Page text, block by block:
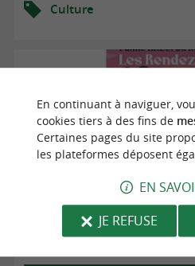
Culture
Veillée contée
En continuant à naviguer,
cookies tiers à des fins de
Certaines pages du site
les plateformes déposent
EN
JE REFUSE